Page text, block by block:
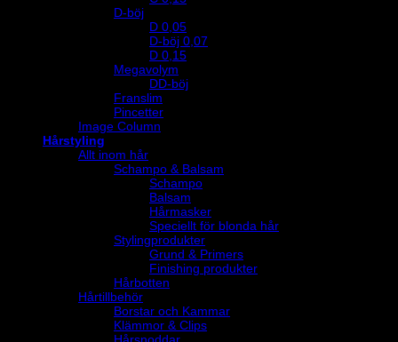
D-böj
D 0,05
D-böj 0,07
D 0,15
Megavolym
DD-böj
Franslim
Pincetter
Image Column
Hårstyling
Allt inom hår
Schampo & Balsam
Schampo
Balsam
Hårmasker
Speciellt för blonda hår
Stylingprodukter
Grund & Primers
Finishing produkter
Hårbotten
Hårtillbehör
Borstar och Kammar
Klämmor & Clips
Hårsnoddar